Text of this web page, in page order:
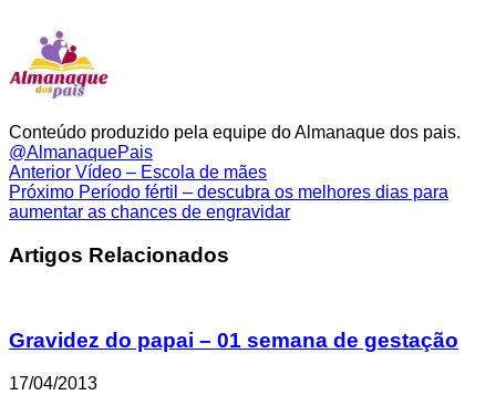
Conteúdo produzido pela equipe do Almanaque dos pais.
@AlmanaquePais
Anterior Vídeo – Escola de mães
Próximo Período fértil – descubra os melhores dias para
aumentar as chances de engravidar
Artigos Relacionados
Gravidez do papai – 01 semana de gestação
17/04/2013